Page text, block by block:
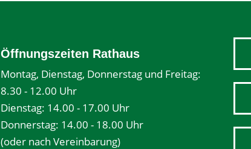
Öffnungszeiten Rathaus
Montag, Dienstag, Donnerstag und Freitag:
8.30 - 12.00 Uhr
Dienstag: 14.00 - 17.00 Uhr
Donnerstag: 14.00 - 18.00 Uhr
(oder nach Vereinbarung)